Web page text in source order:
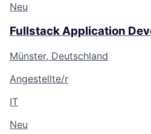
Neu
Fullstack Application
Münster, Deutschland
Angestellte/r
IT
Neu